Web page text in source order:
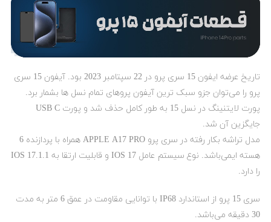
تاریخ عرضه ایفون 15 سری پرو در 22 سپتامبر 2023 بود. آیفون 15 سری
پرو را می‌توان جزو سبک ترین آیفون پروهای تمام نسل ها بشمار برد.
پورت لایتنینگ در نسل 15 به طور کامل حذف شد و پورت USB C
جایگزین آن شد.
مدل تراشه بکار رفته در سری پرو APPLE A17 PRO همراه با پردازنده 6
هسته ایمی‌باشد. نوع سیستم عامل IOS 17 و قابلیت ارتقا به IOS 17.1.1
را دارد.
سری 15 پرو از استاندارد IP68 با توانایی مقاومت در عمق 6 متر به مدت
30 دقیقه می‌باشد.